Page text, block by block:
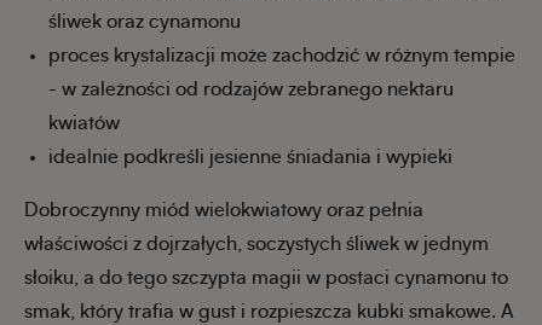
śliwek oraz cynamonu
proces krystalizacji może zachodzić w różnym tempie
- w zależności od rodzajów zebranego nektaru
kwiatów
idealnie podkreśli jesienne śniadania i wypieki
Dobroczynny miód wielokwiatowy oraz pełnia
właściwości z dojrzałych, soczystych śliwek w jednym
słoiku, a do tego szczypta magii w postaci cynamonu to
smak, który trafia w gust i rozpieszcza kubki smakowe. A